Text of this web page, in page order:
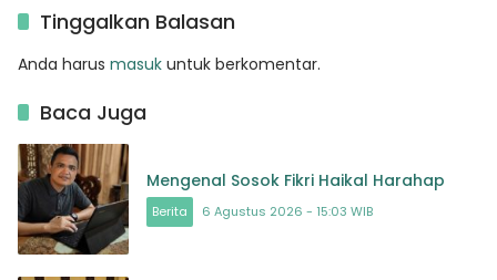
Tinggalkan Balasan
Anda harus masuk untuk berkomentar.
Baca Juga
Mengenal Sosok Fikri Haikal Harahap
Berita 6 Agustus 2026 - 15:03 WIB